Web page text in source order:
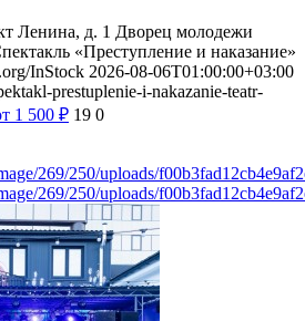
Ленина, д. 1 Дворец молодежи
«Преступление и наказание»
InStock 2026-08-06T01:00:00+03:00
prestuplenie-i-nakazanie-teatr-
1 500 ₽ 19 0
269/250/uploads/
269/250/uploads/